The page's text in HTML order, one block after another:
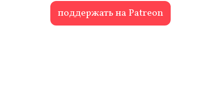
поддержать на Patreon